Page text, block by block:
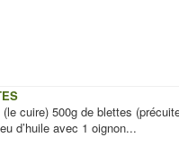
cuire) 500g de blettes
d’huile avec 1 oignon...